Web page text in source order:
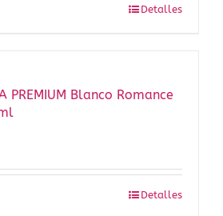
Detalles
PREMIUM Blanco Romance
Detalles